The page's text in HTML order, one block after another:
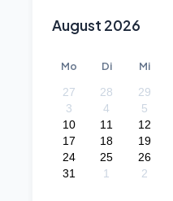
August 2026
Mo Di Mi
27
28 29
3
4 5
10
11 12
17
18 19
24
25 26
31
1 2